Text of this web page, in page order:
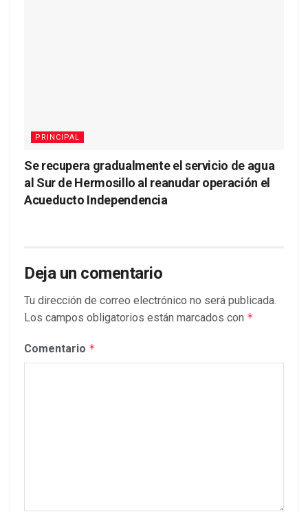
PRINCIPAL
Se recupera gradualmente el servicio de agua
al Sur de Hermosillo al reanudar operación el
Acueducto Independencia
Deja un comentario
Tu dirección de correo electrónico no será publicada.
Los campos obligatorios están marcados con *
Comentario *